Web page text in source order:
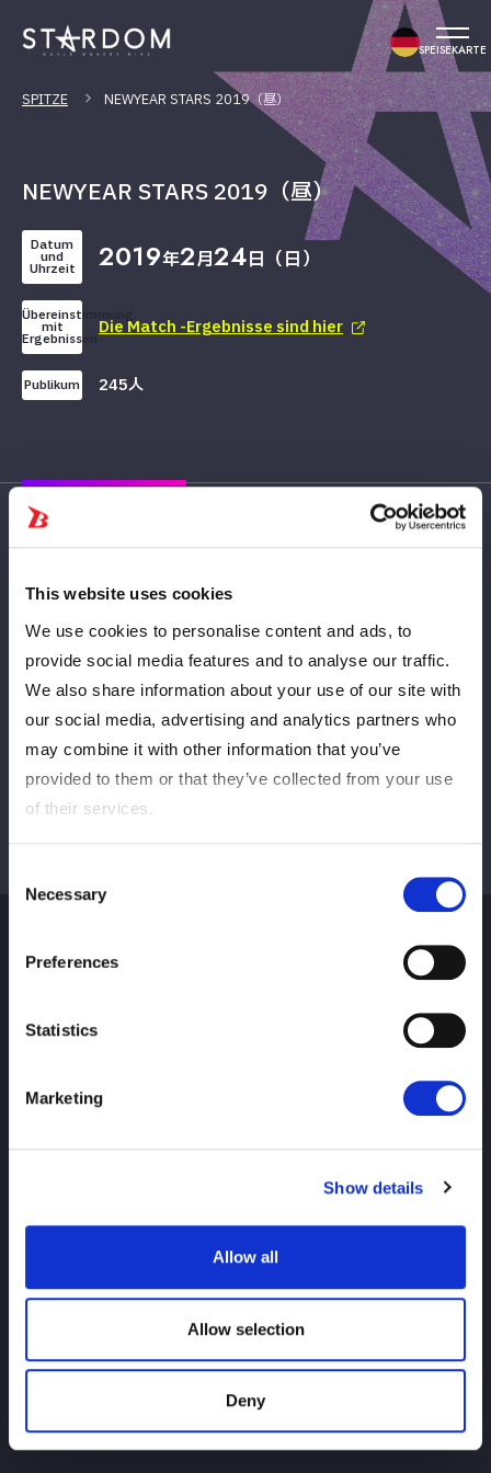
This website uses cookies
We use cookies to personalise content and ads, to
provide social media features and to analyse our traffic.
We also share information about your use of our site with
our social media, advertising and analytics partners who
may combine it with other information that you’ve
provided to them or that they’ve collected from your use
of their services.
Selection
Necessary
Preferences
Statistics
Marketing
Show details
Allow all
Allow selection
Deny
SPEISEKARTE
SPITZE NEWYEAR STARS 2019（昼）
NEWYEAR STARS 2019（昼）
Datum
und
Uhrzeit 2019年2月24日（日）
Übereinstimmung
mit
Ergebnissen
Die Match -Ergebnisse sind hier
Publikum 245人
Vorläufig
Alle anzeigen
SPITZE
Waren
Anfrage
Für Erstnutzer
Titelgeschichte